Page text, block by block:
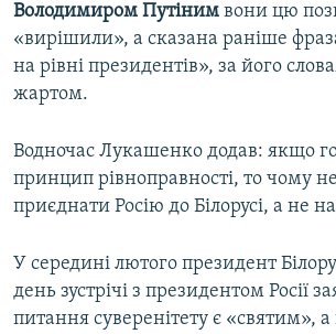
Володимиром Путіним вони цю
«вирішили», а сказана раніше
на рівні президентів», за його
жартом.
Водночас Лукашенко додав: якщо
принцип рівноправності, то чому
приєднати Росію до Білорусі, а не
У середині лютого президент
день зустрічі з президентом Росії
питання суверенітету є «святим», а